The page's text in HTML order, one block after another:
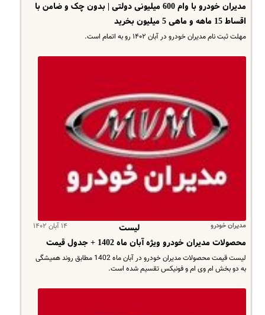
مدیران خودرو با وام 600 میلیونی دولتی | بدون چک و ضامن با
اقساط 15 ماهه و ماهی 5 میلیون بخرید
مهلت ثبت نام مدیران خودرو در آبان ۱۴۰۲ رو به اتمام است.
مدیران خودرو ۱۴ آبان ۱۴۰۲
لیست
محصولات مدیران خودرو ویژه آبان ماه 1402 + جدول قیمت
لیست قیمت محصولات مدیران خودرو در آبان ماه 1402 مطابق روند همیشگی
به دو بخش ام وی ام و فونیکس تقسیم شده است.